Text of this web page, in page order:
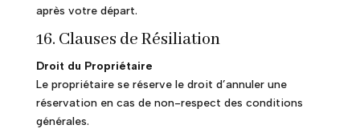
après votre départ.
16. Clauses de Résiliation
Droit du Propriétaire
Le propriétaire se réserve le droit d’annuler une
réservation en cas de non-respect des conditions
générales.